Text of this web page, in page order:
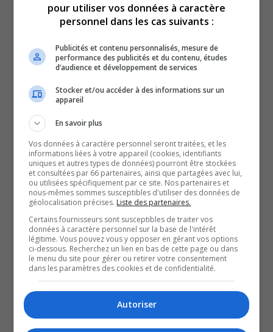
Midi 15 – 30 juillet 2026
BULLETINS COMPLETS
TVA 18 h – 29 juillet 2026
BULLETINS COMPLETS
pour utiliser vos données à caractère
personnel dans les cas suivants :
Publicités et contenu personnalisés, mesure de
performance des publicités et du contenu, études
d’audience et développement de services
Stocker et/ou accéder à des informations sur un
appareil
En savoir plus
Vos données à caractère personnel seront traitées, et les
informations liées à votre appareil (cookies, identifiants
uniques et autres types de données) pourront être stockées
et consultées par 66 partenaires, ainsi que partagées avec lui,
ou utilisées spécifiquement par ce site. Nos partenaires et
nous-mêmes sommes susceptibles d'utiliser des données de
géolocalisation précises. Liste des partenaires.
Certains fournisseurs sont susceptibles de traiter vos
données à caractère personnel sur la base de l'intérêt
légitime. Vous pouvez vous y opposer en gérant vos options
ci-dessous. Recherchez un lien en bas de cette page ou dans
le menu du site pour gérer ou retirer votre consentement
dans les paramètres des cookies et de confidentialité.
Autoriser